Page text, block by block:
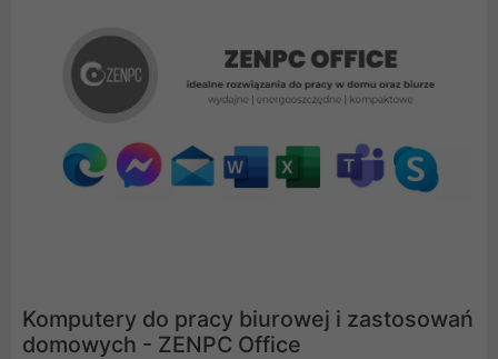
Komputery do pracy biurowej i zastosowań
domowych - ZENPC Office